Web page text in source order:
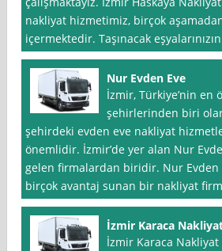
nakliyat hizmetimiz, birçok
içermektedir. Taşınacak eşyalarınızın
Nur Evden Eve
İzmir, Türkiye’nin en
şehirlerinden biri
şehirdeki evden eve nakliyat
önemlidir. İzmir’de yer alan Nur
gelen firmalardan biridir. Nur Evden
birçok avantaj sunan bir nakliyat
İzmir Karaca
İzmir Karaca